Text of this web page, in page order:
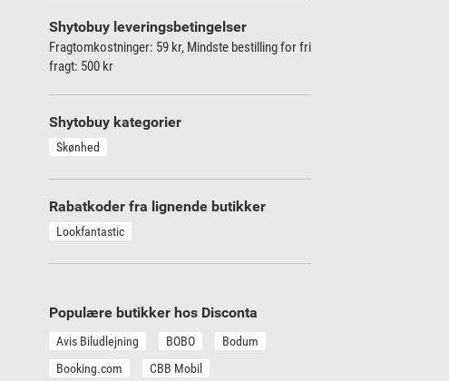
Shytobuy leveringsbetingelser
Fragtomkostninger: 59 kr, Mindste bestilling for fri
fragt: 500 kr
Shytobuy kategorier
Skønhed
Rabatkoder fra lignende butikker
Lookfantastic
Populære butikker hos Disconta
Avis Biludlejning BOBO
Bodum
Booking.com
CBB Mobil